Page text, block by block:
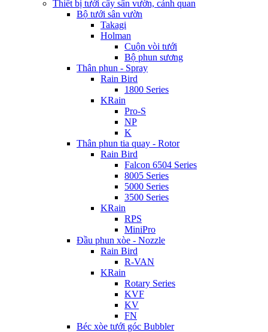
Thiết bị tưới cây sân vườn, cảnh quan
Bộ tưới sân vườn
Takagi
Holman
Cuộn vòi tưới
Bộ phun sương
Thân phun - Spray
Rain Bird
1800 Series
KRain
Pro-S
NP
K
Thân phun tia quay - Rotor
Rain Bird
Falcon 6504 Series
8005 Series
5000 Series
3500 Series
KRain
RPS
MiniPro
Đầu phun xòe - Nozzle
Rain Bird
R-VAN
KRain
Rotary Series
KVF
KV
FN
Béc xòe tưới góc Bubbler